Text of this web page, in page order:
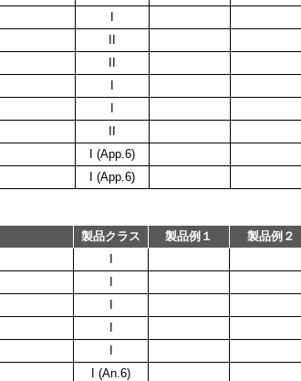
I (App.6)
I (App.6)
製品クラス 製品例１
製品例２
I (An.6)